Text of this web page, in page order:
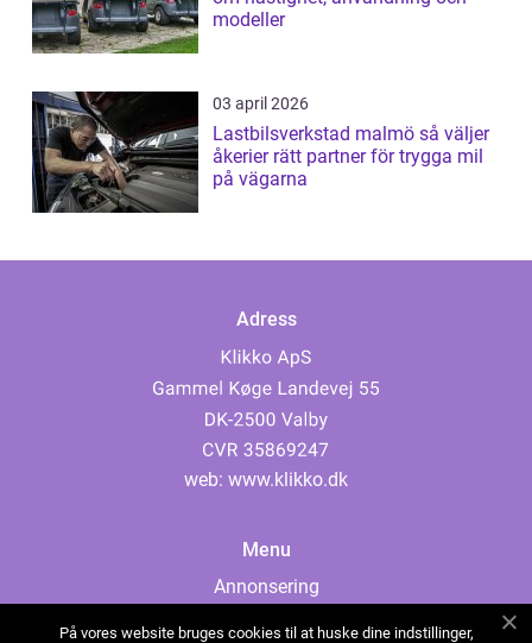
modeller
03 april 2026
Lastbilsverkstad malmö så väljer
åkerier rätt partner för trygga mil
på vägarna
Adress
web: www.klikko.dk
Menu
Annonsering
På vores website bruges cookies til at huske dine indstillinger,